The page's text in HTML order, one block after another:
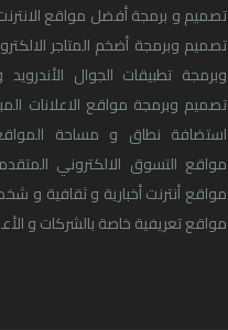
تصميم و برمجة أفضل مواقع الانترنت
تصميم وبرمجة أضخم المتاجر
وبرمجة تطبيقات الجوال
تصميم وبرمجة مواقع الاعلانات
استضافة نطاق و مساحة
مواقع التسوق الالكتروني
مواقع أنترنت أخبارية و ثقافية و
مواقع تعريفية خاصة بالشركات و